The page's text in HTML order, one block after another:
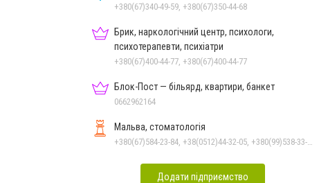
+380(67)340-49-59, +380(67)350-44-68
Брик, наркологічний центр, психологи,
психотерапевти, психіатри
+380(67)400-44-77, +380(67)400-44-77
Блок-Пост — більярд, квартири, банкет
0662962164
Мальва, стоматологія
Додати підприємство